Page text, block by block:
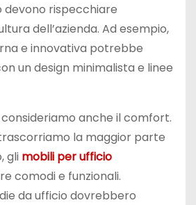
devono rispecchiare
dell’azienda. Ad esempio,
e innovativa potrebbe
un design minimalista e linee
anche il comfort.
la maggior parte
gli mobili per ufficio
comodi e funzionali.
da ufficio dovrebbero